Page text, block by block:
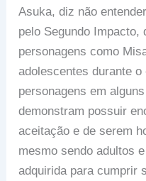
Asuka, diz não
pelo Segundo Impacto,
personagens como
adolescentes durante
personagens em
demonstram possuir
aceitação e de serem
mesmo sendo adultos
adquirida para cumprir